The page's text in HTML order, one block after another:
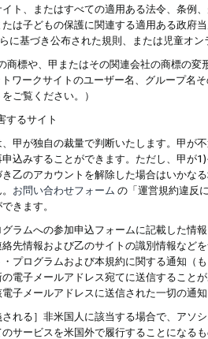
ト、またはすべての適用ある法令、条例
は子どもの保護に関連する適用ある政府
に基づき公布された規則、または児童オン
商標や、甲またはその関連会社の商標の
ワークサイトのユーザー名、グループ名
ご覧ください。）
するサイト
甲が独自の裁量で判断いたします。甲が
込みすることができます。ただし、甲が
乙のアカウントを解除した場合はいかな
お問い合わせフォーム の「運営規約違反
きます。
ラムへの参加申込フォームに記載した情
先情報および乙のサイトの識別情報など
プログラムおよび本規約に関する通知（
電子メールアドレス宛てに送信すること
子メールアドレスに送信された一切の通
れる］非米国人に該当する場合で、アソ
サービスを米国外で履行することになる